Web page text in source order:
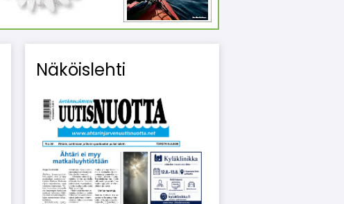
Näköislehti